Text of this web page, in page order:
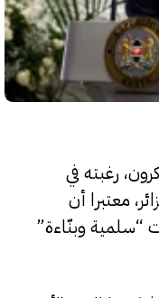
رغبته في
معتبرا أن
“سلمية وبنّاءة”